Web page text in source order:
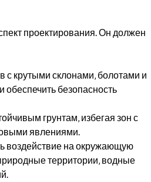
проектирования. Он должен
с крутыми склонами‚ болотами и
обеспечить безопасность
грунтам‚ избегая зон с
явлениями.
воздействие на окружающую
территории‚ водные